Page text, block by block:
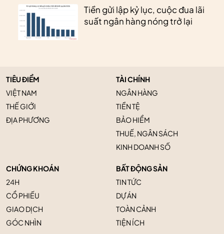
Tiền gửi lập kỷ lục, cuộc đua lãi
suất ngân hàng nóng trở lại
TIÊU ĐIỂM
VIỆT NAM
THẾ GIỚI
ĐỊA PHƯƠNG
TÀI CHÍNH
NGÂN HÀNG
TIỀN TỆ
BẢO HIỂM
THUẾ, NGÂN SÁCH
KINH DOANH SỐ
CHỨNG KHOÁN
24H
CỔ PHIẾU
GIAO DỊCH
GÓC NHÌN
BẤT ĐỘNG SẢN
TIN TỨC
DỰ ÁN
TOÀN CẢNH
TIỆN ÍCH